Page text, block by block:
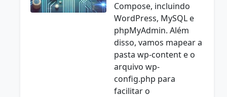
Compose, incluindo
WordPress, MySQL e
phpMyAdmin. Além
disso, vamos mapear a
pasta wp-content e o
arquivo wp-
config.php para
facilitar o